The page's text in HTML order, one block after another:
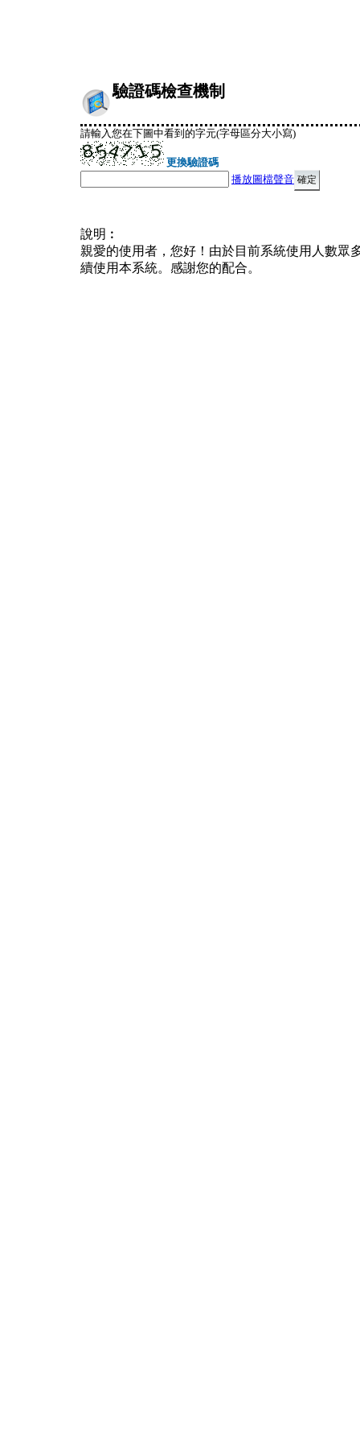
驗證碼檢查機制
請輸入您在下圖中看到的字元(字母區分大小寫)
更換驗證碼
播放圖檔聲音
說明︰
親愛的使用者，您好！由於目前系統使用人數眾
續使用本系統。感謝您的配合。